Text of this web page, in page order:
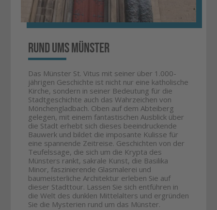
Rund ums Münster
Das Münster St. Vitus mit seiner über 1.000-
jährigen Geschichte ist nicht nur eine katholische
Kirche, sondern in seiner Bedeutung für die
Stadtgeschichte auch das Wahrzeichen von
Mönchengladbach. Oben auf dem Abteiberg
gelegen, mit einem fantastischen Ausblick über
die Stadt erhebt sich dieses beeindruckende
Bauwerk und bildet die imposante Kulisse für
eine spannende Zeitreise. Geschichten von der
Teufelssage, die sich um die Krypta des
Münsters rankt, sakrale Kunst, die Basilika
Minor, faszinierende Glasmalerei und
baumeisterliche Architektur erleben Sie auf
dieser Stadttour. Lassen Sie sich entführen in
die Welt des dunklen Mittelalters und ergründen
Sie die Mysterien rund um das Münster.